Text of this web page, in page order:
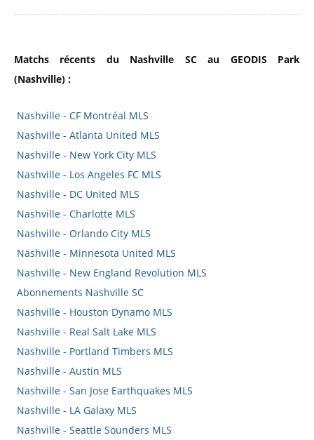
Matchs récents du Nashville SC au GEODIS Park
(Nashville) :
Nashville - CF Montréal MLS
Nashville - Atlanta United MLS
Nashville - New York City MLS
Nashville - Los Angeles FC MLS
Nashville - DC United MLS
Nashville - Charlotte MLS
Nashville - Orlando City MLS
Nashville - Minnesota United MLS
Nashville - New England Revolution MLS
Abonnements Nashville SC
Nashville - Houston Dynamo MLS
Nashville - Real Salt Lake MLS
Nashville - Portland Timbers MLS
Nashville - Austin MLS
Nashville - San Jose Earthquakes MLS
Nashville - LA Galaxy MLS
Nashville - Seattle Sounders MLS